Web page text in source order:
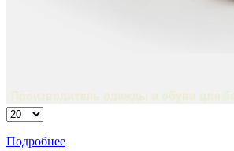
Подробнее